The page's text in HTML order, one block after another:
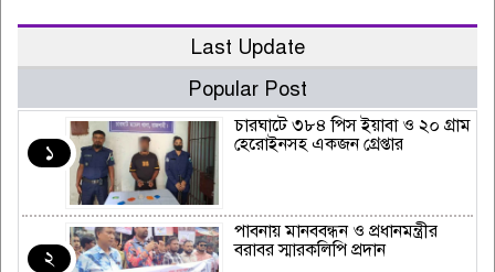
Last Update
Popular Post
১
চারঘাটে ৩৮৪ পিস ইয়াবা ও ২০ গ্রাম
হেরোইনসহ একজন গ্রেপ্তার
২
পাবনায় মানববন্ধন ও প্রধানমন্ত্রীর
বরাবর স্মারকলিপি প্রদান